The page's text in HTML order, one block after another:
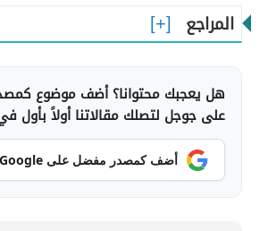
المراجع
هل يعجبك محتوانا؟ أضف موضوع
على جوجل لتصلك مقالاتنا أولاً بأول
أضف كمصدر مفضل على Google